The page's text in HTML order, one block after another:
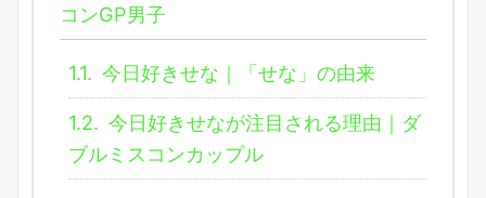
コンGP男子
1.1. 今日好きせな｜「せな」の由来
1.2. 今日好きせなが注目される理由｜ダ
ブルミスコンカップル